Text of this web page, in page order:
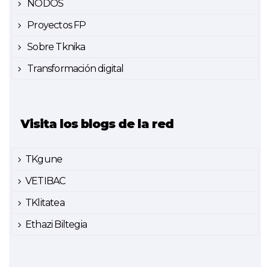
NODOS
Proyectos FP
Sobre Tknika
Transformación digital
Visita los blogs de la red
TKgune
VETIBAC
TKlitatea
Ethazi Biltegia